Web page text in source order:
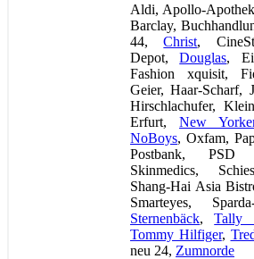
Aldi, Apollo-
Barclay,
44,Christ,
Depot,Douglas,
Fashion xquisit,
Geier, Haar-Scharf,
Hirschlachufer,
Erfurt, New
NoBoys, Oxfam,
Postbank, PSD
Skinmedics,
Shang-Hai Asia
Smarteyes,
Sternenbäck,Tally
Tommy Hilfiger,
neu 24, Zumnorde